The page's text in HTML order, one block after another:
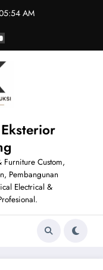
AM
Custom,
Pembangunan
Electrical &